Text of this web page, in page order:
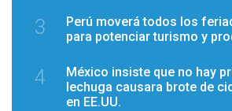
3
Perú moverá todos los
para potenciar turismo y
4
México insiste que no hay
lechuga causara brote de
en EE.UU.